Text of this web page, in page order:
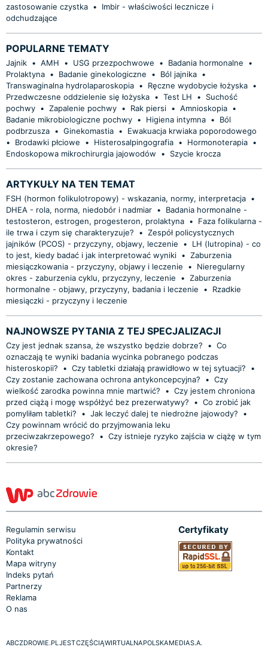
zastosowanie czystka •
Imbir - właściwości lecznicze i
odchudzające
POPULARNE TEMATY
Jajnik • AMH • USG przezpochwowe • Badania hormonalne
•
Prolaktyna • Badanie ginekologiczne • Ból jajnika •
Transwaginalna hydrolaparoskopia • Ręczne wydobycie łożyska •
Przedwczesne oddzielenie się łożyska • Test LH •
Suchość
pochwy • Zapalenie pochwy • Rak piersi • Amnioskopia •
Badanie mikrobiologiczne pochwy • Higiena intymna •
Ból
podbrzusza • Ginekomastia •
Ewakuacja krwiaka poporodowego
•
Brodawki płciowe • Histerosalpingografia • Hormonoterapia •
Endoskopowa mikrochirurgia jajowodów
• Szycie krocza
ARTYKUŁY NA TEN TEMAT
FSH (hormon folikulotropowy) - wskazania, normy, interpretacja •
DHEA - rola, norma, niedobór i nadmiar •
Badania hormonalne -
testosteron, estrogen, progesteron, prolaktyna •
Faza folikularna -
ile trwa i czym się charakteryzuje?
• Zespół policystycznych
jajników (PCOS) - przyczyny, objawy, leczenie
•
LH (lutropina) - co
to jest, kiedy badać i jak interpretować wyniki • Zaburzenia
miesiączkowania - przyczyny, objawy i leczenie
•
Nieregularny
okres - zaburzenia cyklu, przyczyny, leczenie
• Zaburzenia
hormonalne - objawy, przyczyny, badania i leczenie
•
Rzadkie
miesiączki - przyczyny i leczenie
NAJNOWSZE PYTANIA Z TEJ SPECJALIZACJI
Czy jest jednak szansa, że wszystko będzie dobrze? • Co
oznaczają te wyniki badania wycinka pobranego podczas
histeroskopii?
• Czy tabletki działają prawidłowo w tej sytuacji?
•
Czy zostanie zachowana ochrona antykoncepcyjna?
• Czy
wielkość zarodka powinna mnie martwić?
• Czy jestem chroniona
przed ciążą i mogę współżyć bez prezerwatywy?
• Co zrobić jak
pomyliłam tabletki?
• Jak leczyć dalej te niedrożne jajowody?
•
Czy powinnam wrócić do przyjmowania leku
przeciwzakrzepowego?
• Czy istnieje ryzyko zajścia w ciążę w tym
okresie?
Regulamin serwisu
Polityka prywatności
Kontakt
Mapa witryny
Indeks pytań
Partnerzy
Reklama
O nas
Certyfikaty
ABCZDROWIE.PL JEST CZĘŚCIĄ WIRTUALNA POLSKA MEDIA S.A.